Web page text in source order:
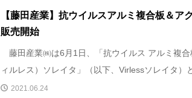
【藤田産業】抗ウイルスアルミ複合板＆ア
販売開始
藤田産業㈱は6月1日、「抗ウイルス アルミ複
ィルレス）ソレイタ」（以下、Virlessソレイタ）
2021.06.24